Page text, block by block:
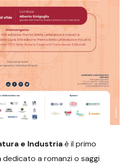
e Industriaè il primo
dedicato a romanzi o saggi